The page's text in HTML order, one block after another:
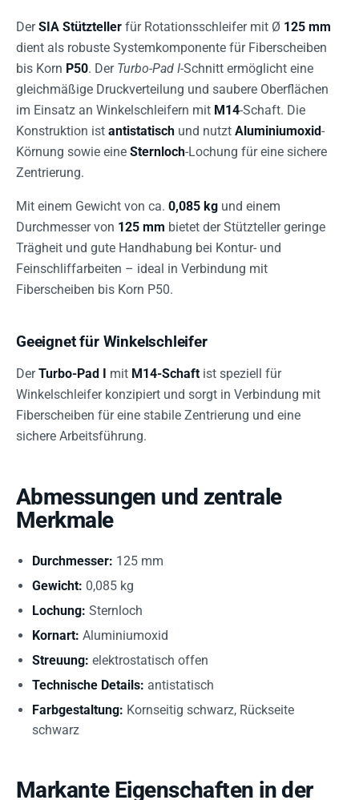
DerSIA Stützteller für Rotationsschleifer mit Ø 125 mm
dient als robuste Systemkomponente für Fiberscheiben
bis Korn P50. Der Turbo-Pad I-Schnitt ermöglicht eine
gleichmäßige Druckverteilung und saubere Oberflächen
im Einsatz an Winkelschleifern mit M14-Schaft. Die
Konstruktion ist antistatisch und nutzt Aluminiumoxid-
Körnung sowie eine Sternloch-Lochung für eine sichere
Zentrierung.
Mit einem Gewicht von ca. 0,085 kg und einem
Durchmesser von 125 mm bietet der Stützteller geringe
Trägheit und gute Handhabung bei Kontur- und
Feinschliffarbeiten – ideal in Verbindung mit
Fiberscheiben bis Korn P50.
Geeignet für Winkelschleifer
DerTurbo-Pad I mit M14-Schaft ist speziell für
Winkelschleifer konzipiert und sorgt in Verbindung mit
Fiberscheiben für eine stabile Zentrierung und eine
sichere Arbeitsführung.
Abmessungen und zentrale
Merkmale
Durchmesser: 125 mm
Gewicht: 0,085 kg
Lochung: Sternloch
Kornart: Aluminiumoxid
Streuung: elektrostatisch offen
Technische Details: antistatisch
Farbgestaltung: Kornseitig schwarz, Rückseite
schwarz
Markante Eigenschaften in der